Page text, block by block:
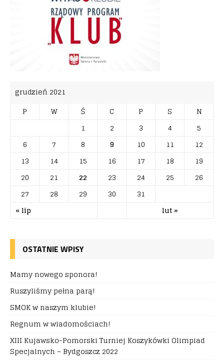
grudzień 2021
P
W Ś C P S N
« lip lut »
1 2 3 4
5
6
7 8 9 10 11
12
13
14 15 16 17 18
19
20
21 22 23 24 25
26
27
28 29 30 31
OSTATNIE WPISY
Mamy nowego sponora!
Ruszyliśmy pełna parą!
SMOK w naszym klubie!
Regnum w wiadomościach!
XIII Kujawsko-Pomorski Turniej Koszykówki Olimpiad
Specjalnych – Bydgoszcz 2022